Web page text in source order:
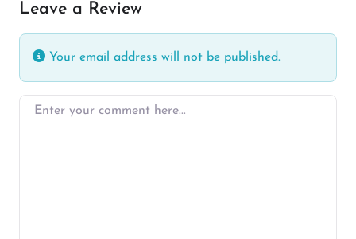
Leave a Review
Your email address will not be published.
Enter your comment here…